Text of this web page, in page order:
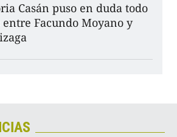
Casán puso en duda todo
entre Facundo Moyano y